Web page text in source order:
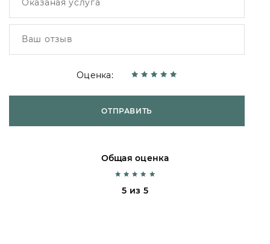
Оценка:
ОТПРАВИТЬ
Общая оценка
5 из 5